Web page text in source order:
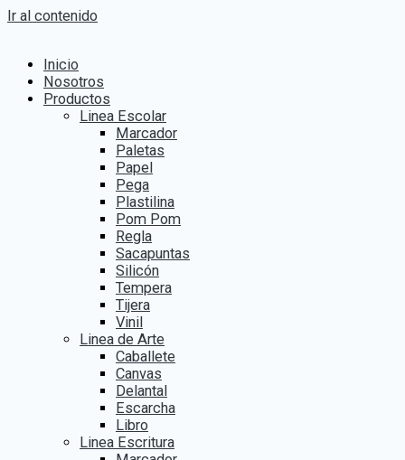
Ir al contenido
Inicio
Nosotros
Productos
Linea Escolar
Marcador
Paletas
Papel
Pega
Plastilina
Pom Pom
Regla
Sacapuntas
Silicón
Tempera
Tijera
Vinil
Linea de Arte
Caballete
Canvas
Delantal
Escarcha
Libro
Linea Escritura